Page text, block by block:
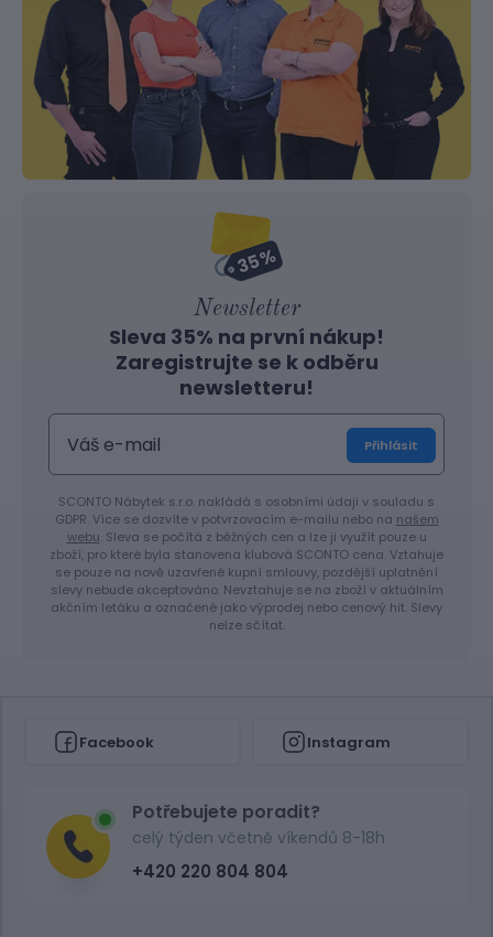
Newsletter
Sleva 35% na první nákup!
Zaregistrujte se k odběru
newsletteru!
Přihlásit
SCONTO Nábytek s.r.o. nakládá s osobními údaji v souladu s
GDPR. Více se dozvíte v potvrzovacím e-mailu nebo na našem
webu. Sleva se počítá z běžných cen a lze ji využít pouze u
zboží, pro které byla stanovena klubová SCONTO cena. Vztahuje
se pouze na nově uzavřené kupní smlouvy, pozdější uplatnění
slevy nebude akceptováno. Nevztahuje se na zboží v aktuálním
akčním letáku a označené jako výprodej nebo cenový hit. Slevy
nelze sčítat.
Facebook Instagram
Potřebujete poradit?
celý týden včetně víkendů 8-18h
+420 220 804 804